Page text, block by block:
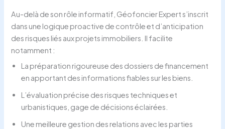
Au-delà de son rôle informatif, Géofoncier Expert s’inscrit
dans une logique proactive de contrôle et d’anticipation
des risques liés aux projets immobiliers. Il facilite
notamment :
La préparation rigoureuse des dossiers de financement
en apportant des informations fiables sur les biens.
L’évaluation précise des risques techniques et
urbanistiques, gage de décisions éclairées.
Une meilleure gestion des relations avec les parties